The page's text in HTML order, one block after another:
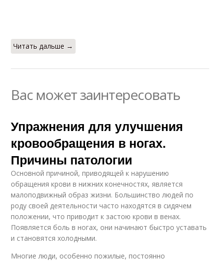
Читать дальше →
Вас может заинтересовать
Упражнения для улучшения
кровообращения в ногах.
Причины патологии
Основной причиной, приводящей к нарушению
обращения крови в нижних конечностях, является
малоподвижный образ жизни. Большинство людей по
роду своей деятельности часто находятся в сидячем
положении, что приводит к застою крови в венах.
Появляется боль в ногах, они начинают быстро уставать
и становятся холодными.
Многие люди, особенно пожилые, постоянно